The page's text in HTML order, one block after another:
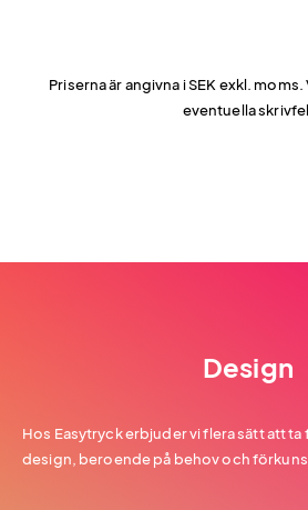
Priserna är angivna i SEK exkl.
eventuella
Design
Hos Easytryck erbjuder vi flera sätt att
design, beroende på behov och